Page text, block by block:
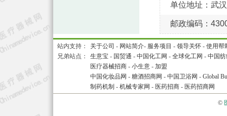
单位地址：武
邮政编码：
站内支持： 关于公司 - 网站简介- 服务项目 - 领导关怀 - 使用帮
兄弟站点：
生意宝 - 国贸通 - 中国化工网 - 全球化工网 - 中国
医疗器械招商 - 小生意 - 加盟
中国化妆品网 - 糖酒招商网 - 中国卫浴网 - Global
制药机制 - 机械专家网 - 医药招商 - 医药招商网
©